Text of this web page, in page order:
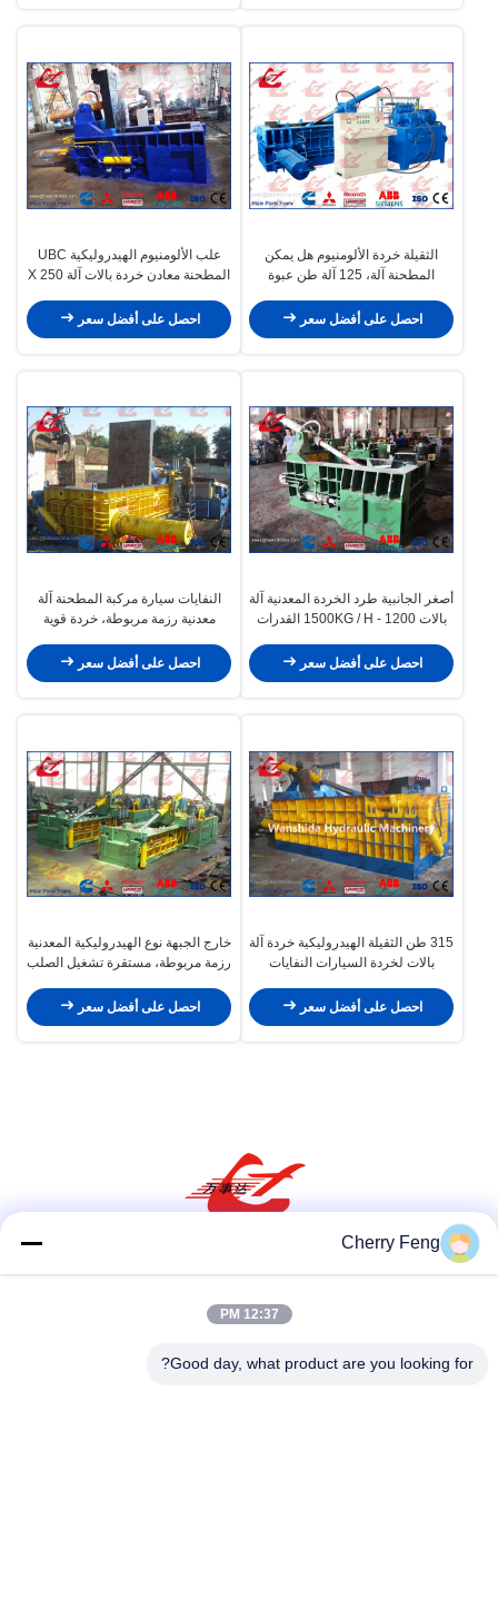
الثقيلة خردة الألومنيوم هل يمكن
المطحنة آلة، 125 آلة طن عبوة
احصل على أفضل سعر
علب الألومنيوم الهيدروليكية UBC
المطحنة معادن خردة بالات آلة 250 X
احصل على أفضل سعر
أصغر الجانبية طرد الخردة المعدنية آلة
بالات 1200 - 1500KG / H القدرات
احصل على أفضل سعر
النفايات سيارة مركبة المطحنة آلة
معدنية رزمة مربوطة، خردة قوية
احصل على أفضل سعر
315 طن الثقيلة الهيدروليكية خردة آلة
بالات لخردة السيارات النفايات
احصل على أفضل سعر
خارج الجبهة نوع الهيدروليكية المعدنية
رزمة مربوطة، مستقرة تشغيل الصلب
احصل على أفضل سعر
وسائل التواصل الاجتماعي
اتصل سريعًا
Cherry Feng
12:37 PM
Good day, what product are you looking for?